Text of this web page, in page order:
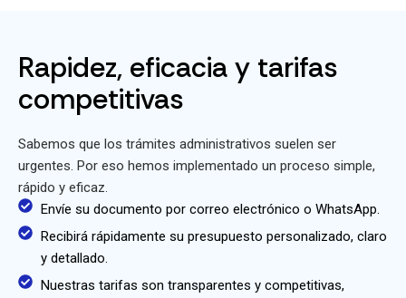
Rapidez, eficacia y tarifas
competitivas
Sabemos que los trámites administrativos suelen ser
urgentes. Por eso hemos implementado un proceso simple,
rápido y eficaz.
Envíe su documento por correo electrónico o WhatsApp.
Recibirá rápidamente su presupuesto personalizado, claro
y detallado.
Nuestras tarifas son transparentes y competitivas,